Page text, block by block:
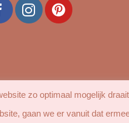
MIJN ACCOUNT
zo optimaal mogelijk
gaan we er vanuit dat